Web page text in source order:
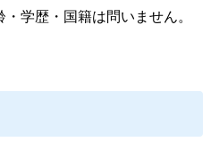
学歴・国籍は問いません。